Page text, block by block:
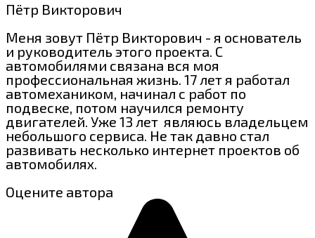
Пётр Викторович
Меня зовут Пётр Викторович - я основатель
и руководитель этого проекта. С
автомобилями связана вся моя
профессиональная жизнь. 17 лет я работал
автомехаником, начинал с работ по
подвеске, потом научился ремонту
двигателей. Уже 13 лет являюсь владельцем
небольшого сервиса. Не так давно стал
развивать несколько интернет проектов об
автомобилях.
Оцените автора